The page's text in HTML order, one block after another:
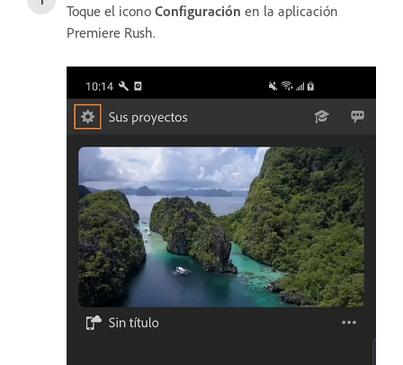
Toque el icono Configuración en la aplicación
Premiere Rush.